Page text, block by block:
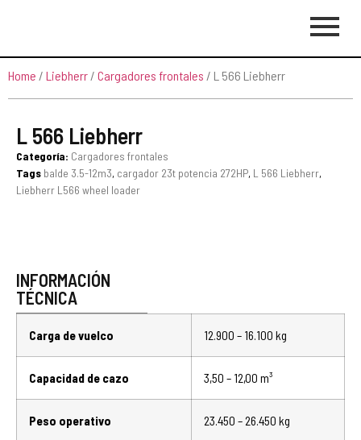
Home / Liebherr / Cargadores frontales / L 566 Liebherr
L 566 Liebherr
Categoría: Cargadores frontales
Tags balde 3.5-12m3, cargador 23t potencia 272HP, L 566 Liebherr,
Liebherr L566 wheel loader
INFORMACIÓN
TÉCNICA
Carga de vuelco 12.900 – 16.100 kg
Capacidad de cazo 3,50 – 12,00 m³
Peso operativo 23.450 – 26.450 kg